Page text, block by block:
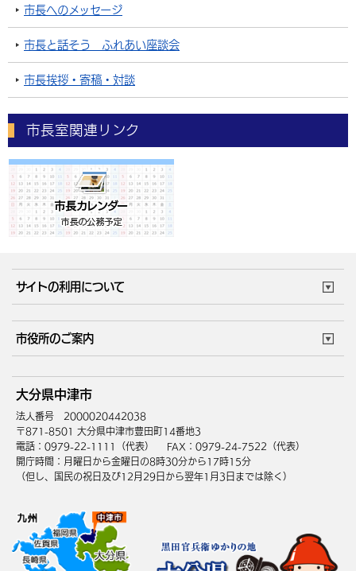
市長へのメッセージ
市長と話そう ふれあい座談会
市長挨拶・寄稿・対談
市長室関連リンク
サイトの利用について
サイトマップ
市役所のご案内
庁舎地図 組織案内
中津市へのアクセス
大分県中津市
法人番号 2000020442038
〒871-8501 大分県中津市豊田町14番地3
電話：0979-22-1111（代表）
FAX：0979-24-7522（代表）
開庁時間：月曜日から金曜日の8時30分から17時15分
（但し、国民の祝日及び12月29日から翌年1月3日までは除く）